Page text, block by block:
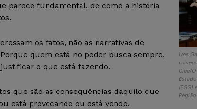
Ives
Ciee/
(ESG)
Região
parece fundamental, de como a história
os fatos, não as narrativas de
quem está no poder busca sempre,
o que está fazendo.
que são as consequências daquilo que
está provocando ou está vendo.